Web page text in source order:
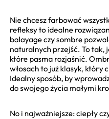
Nie chcesz farbować
refleksy to idealne
balayage czy sombre
naturalnych przejść. To tak,
które pasma rozjaśnić.
włosach to już klasyk, który
Idealny sposób, by
do swojego życia małymi
No i najważniejsze: ciepły